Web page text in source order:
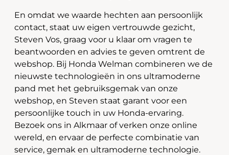
En omdat we waarde hechten aan persoonlijk
contact, staat uw eigen vertrouwde gezicht,
Steven Vos, graag voor u klaar om vragen te
beantwoorden en advies te geven omtrent de
webshop. Bij Honda Welman combineren we de
nieuwste technologieën in ons ultramoderne
pand met het gebruiksgemak van onze
webshop, en Steven staat garant voor een
persoonlijke touch in uw Honda-ervaring.
Bezoek ons in Alkmaar of verken onze online
wereld, en ervaar de perfecte combinatie van
service, gemak en ultramoderne technologie.